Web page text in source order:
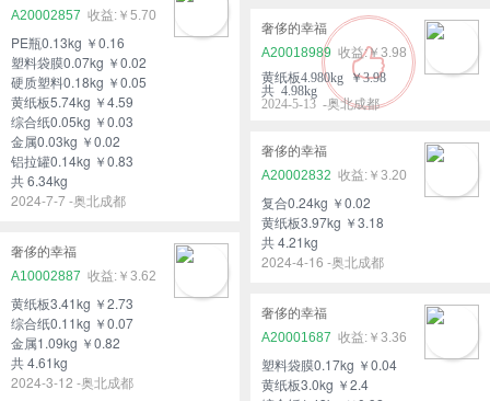
A20002857
￥5.70
PE瓶0.13kg ￥0.16
塑料袋膜0.07kg ￥0.02
硬质塑料0.18kg ￥0.05
黄纸板5.74kg ￥4.59
综合纸0.05kg ￥0.03
金属0.03kg ￥0.02
铝拉罐0.14kg ￥0.83
共 6.34kg
2024-7-7 -奥北成都
奢侈的幸福
A20018989
￥3.98
黄纸板4.980kg ￥3.98
共 4.98kg
2024-5-13 -奥北成都
奢侈的幸福
A20002832
￥3.20
复合0.24kg ￥0.02
黄纸板3.97kg ￥3.18
共 4.21kg
2024-4-16 -奥北成都
奢侈的幸福
A10002887
￥3.62
黄纸板3.41kg ￥2.73
综合纸0.11kg ￥0.07
金属1.09kg ￥0.82
共 4.61kg
2024-3-12 -奥北成都
奢侈的幸福
A20001687
￥3.36
塑料袋膜0.17kg ￥0.04
黄纸板3.0kg ￥2.4